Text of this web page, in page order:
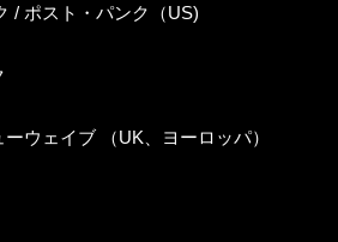
/ ポスト・パンク（US)
ウェイブ （UK、ヨーロッパ）